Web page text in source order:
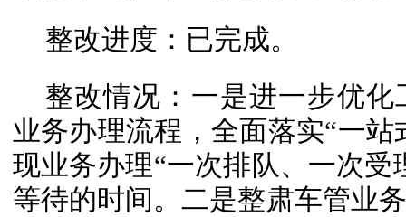
整改进度：已完成。
整改情况：一是进一步优
业务办理流程，全面落实“一
现业务办理“一次排队、一次
等待的时间。二是整肃车管业